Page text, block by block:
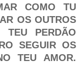
COMO TU
OS OUTROS
PERDÃO
SEGUIR OS
TEU AMOR.